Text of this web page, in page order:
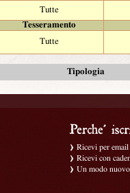
Tutte
Tesseramento
Tutte
Tipologia
Ricevi per
Ricevi con
Un modo